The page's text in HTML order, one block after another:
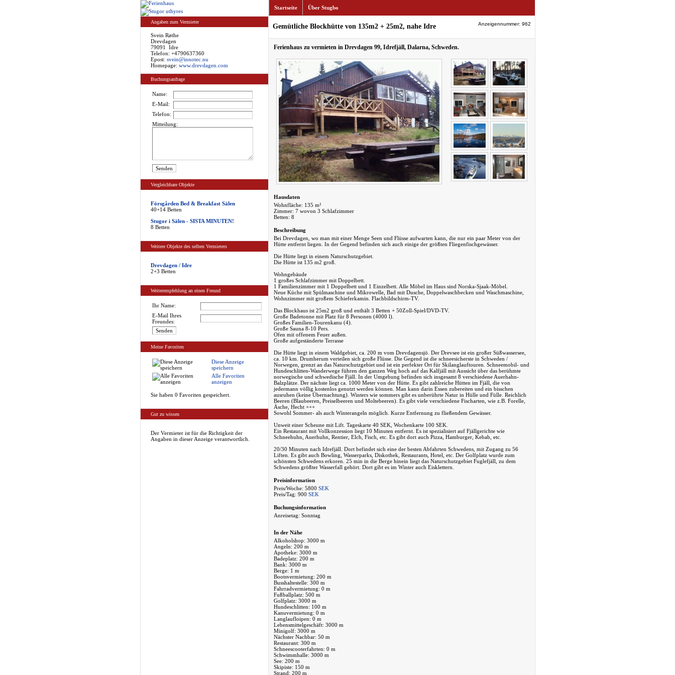
Angaben zum Vermieter
Svein Røthe
Drevdagen
79091 Idre
Telefon: +4790637360
Epost: svein@innotec.nu
Homepage: www.drevdagen.com
Buchungsanfrage
Name:
E-Mail:
Telefon:
Mitteilung:
Vergleichbare Objekte
Försgården Bed & Breakfast Sälen
40+14 Betten
Stugor i Sälen - SISTA MINUTEN!
8 Betten
Weitere Objekte des selben Vermieters
Drevdagen / Idre
2+3 Betten
Weiterempfehlung an einen Freund
Ihr Name:
E-Mail Ihres
Freundes:
Meine Favoriten
Diese Anzeige
speichern
Alle Favoriten
anzeigen
Sie haben 0 Favoriten gespeichert.
Gut zu wissen
Der Vermieter ist für die Richtigkeit der
Angaben in dieser Anzeige verantwortlich.
Startseite Über Stugbo
Gemütliche Blockhütte von 135m2 + 25m2, nahe Idre Anzeigennummer: 962
Ferienhaus zu vermieten in Drevdagen 99, Idrefjäll, Dalarna, Schweden.
Hausdaten
Wohnfläche: 135 m²
Zimmer: 7 wovon 3 Schlafzimmer
Betten: 8
Beschreibung
Bei Drevdagen, wo man mit einer Menge Seen und Flüsse aufwarten kann, die nur ein paar Meter von der
Hütte entfernt liegen. In der Gegend befinden sich auch einige der größten Fliegenfischgewässer.
Die Hütte liegt in einem Naturschutzgebiet.
Die Hütte ist 135 m2 groß.
Wohngebäude
1 großes Schlafzimmer mit Doppelbett.
1 Familienzimmer mit 1 Doppelbett und 1 Einzelbett. Alle Möbel im Haus sind Norska-Sjaak-Möbel.
Neue Küche mit Spülmaschine und Mikrowelle, Bad mit Dusche, Doppelwaschbecken und Waschmaschine,
Wohnzimmer mit großem Schieferkamin. Flachbildschirm-TV.
Das Blockhaus ist 25m2 groß und enthält 3 Betten + 50Zoll-Spiel/DVD-TV.
Große Badetonne mit Platz für 8 Personen (4000 l).
Großes Familien-Tourenkanu (4).
Große Sauna 8-10 Pers.
Ofen mit offenem Feuer außen.
Große aufgeständerte Terrasse
Die Hütte liegt in einem Waldgebiet, ca. 200 m vom Drevdagensjö. Der Drevsee ist ein großer Süßwassersee,
ca. 10 km. Drumherum verteilen sich große Flüsse. Die Gegend ist die schneesicherste in Schweden /
Norwegen, grenzt an das Naturschutzgebiet und ist ein perfekter Ort für Skilanglauftouren. Schneemobil- und
Hundeschlitten-Wanderwege führen den ganzen Weg hoch auf das Kalfjäll mit Aussicht über das berühmte
norwegische und schwedische Fjäll. In der Umgebung befinden sich insgesamt 8 verschiedene Auerhahn-
Balzplätze. Der nächste liegt ca. 1000 Meter von der Hütte. Es gibt zahlreiche Hütten im Fjäll, die von
jedermann völlig kostenlos genutzt werden können. Man kann darin Essen zubereiten und ein bisschen
ausruhen (keine Übernachtung). Winters wie sommers gibt es unberührte Natur in Hülle und Fülle. Reichlich
Beeren (Blaubeeren, Preiselbeeren und Moltebeeren). Es gibt viele verschiedene Fischarten, wie z.B. Forelle,
Äsche, Hecht +++
Sowohl Sommer- als auch Winterangeln möglich. Kurze Entfernung zu fließendem Gewässer.
Unweit einer Scheune mit Lift. Tageskarte 40 SEK, Wochenkarte 100 SEK.
Ein Restaurant mit Vollkonzession liegt 10 Minuten entfernt. Es ist spezialisiert auf Fjällgerichte wie
Schneehuhn, Auerhuhn, Rentier, Elch, Fisch, etc. Es gibt dort auch Pizza, Hamburger, Kebab, etc.
20/30 Minuten nach Idrefjäll. Dort befindet sich eine der besten Abfahrten Schwedens, mit Zugang zu 56
Liften. Es gibt auch Bowling, Wasserparks, Diskothek, Restaurants, Hotel, etc. Der Golfplatz wurde zum
schönsten Schwedens erkoren. 25 min in die Berge hinein liegt das Naturschutzgebiet Fuglefjäll, zu dem
Schwedens größter Wasserfall gehört. Dort gibt es im Winter auch Eisklettern.
Preisinformation
Preis/Woche: 5800 SEK
Preis/Tag: 900 SEK
Buchungsinformation
Anreisetag: Sonntag
In der Nähe
Alkoholshop: 3000 m
Angeln: 200 m
Apotheke: 3000 m
Badeplatz: 200 m
Bank: 3000 m
Berge: 1 m
Bootsvermietung: 200 m
Busshaltestelle: 300 m
Fahrradvermietung: 0 m
Fußballplatz: 500 m
Golfplatz: 3000 m
Hundeschlitten: 100 m
Kanuvermietung: 0 m
Langlaufloipen: 0 m
Lebensmittelgeschäft: 3000 m
Minigolf: 3000 m
Nächster Nachbar: 50 m
Restaurant: 300 m
Schneescooterfahrten: 0 m
Schwimmhalle: 3000 m
See: 200 m
Skipiste: 150 m
Strand: 200 m